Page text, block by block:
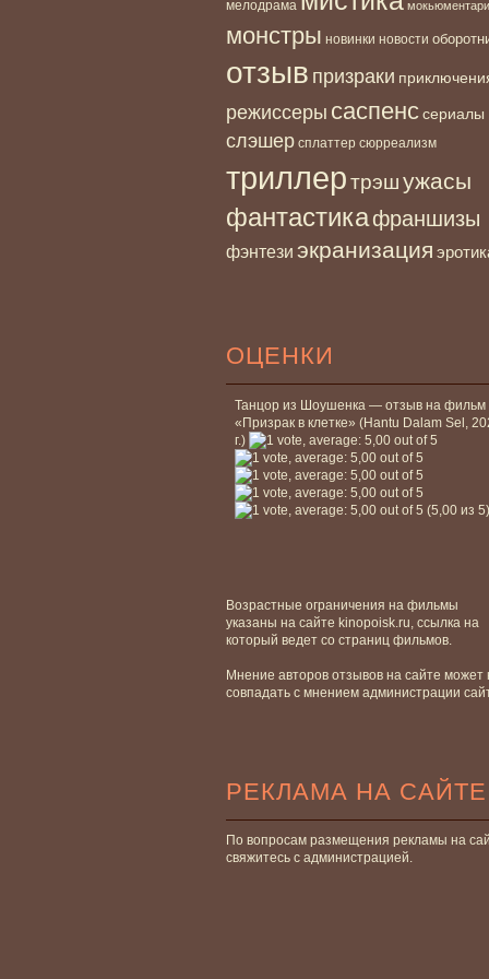
мелодрама мокьюментари
монстры новинки новости
отзыв призраки
режиссеры саспенссериалы
слэшер сплаттер сюрреализм
триллертрэшужасы
фантастикафраншизы
фэнтези экранизация
ОЦЕНКИ
Танцор из Шоушенка — отзыв на фильм
«Призрак в клетке» (Hantu Dalam Sel,
г.)
(5,00 из 5)
Возрастные ограничения на фильмы
указаны на сайте kinopoisk.ru, ссылка на
который ведет со страниц фильмов.
Мнение авторов отзывов на сайте может
совпадать с мнением администрации
РЕКЛАМА НА САЙТЕ
По вопросам размещения рекламы на
свяжитесь с администрацией.